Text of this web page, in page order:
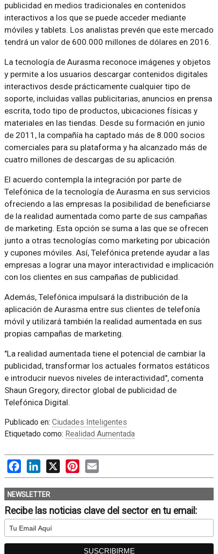
publicidad en medios tradicionales en contenidos
interactivos a los que se puede acceder mediante
móviles y tablets. Los analistas prevén que este mercado
tendrá un valor de 600.000 millones de dólares en 2016.
La tecnología de Aurasma reconoce imágenes y objetos
y permite a los usuarios descargar contenidos digitales
interactivos desde prácticamente cualquier tipo de
soporte, incluidas vallas publicitarias, anuncios en prensa
escrita, todo tipo de productos, ubicaciones físicas y
materiales en las tiendas. Desde su formación en junio
de 2011, la compañía ha captado más de 8.000 socios
comerciales para su plataforma y ha alcanzado más de
cuatro millones de descargas de su aplicación.
El acuerdo contempla la integración por parte de
Telefónica de la tecnología de Aurasma en sus servicios
ofreciendo a las empresas la posibilidad de beneficiarse
de la realidad aumentada como parte de sus campañas
de marketing. Esta opción se suma a las que se ofrecen
junto a otras tecnologías como marketing por ubicación
y cupones móviles. Así, Telefónica pretende ayudar a las
empresas a lograr una mayor interactividad e implicación
con los clientes en sus campañas de publicidad.
Además, Telefónica impulsará la distribución de la
aplicación de Aurasma entre sus clientes de telefonía
móvil y utilizará también la realidad aumentada en sus
propias campañas de marketing.
"La realidad aumentada tiene el potencial de cambiar la
publicidad, transformar los actuales formatos estáticos
e introducir nuevos niveles de interactividad", comenta
Shaun Gregory, director global de publicidad de
Telefónica Digital.
Publicado en: Ciudades Inteligentes
Etiquetado como: Realidad Aumentada
FacebookLinkedIn
X PinterestEmail
NEWSLETTER
Recibe las noticias clave del sector en tu email: